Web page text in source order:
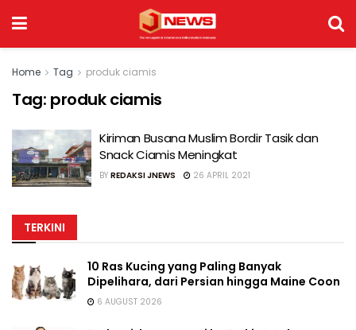
Home Tag produk ciamis
Tag: produk ciamis
Kiriman Busana Muslim Bordir Tasik dan
Snack Ciamis Meningkat
BY REDAKSI JNEWS 26 APRIL 2021
TERKINI
10 Ras Kucing yang Paling Banyak
Dipelihara, dari Persian hingga Maine Coon
6 AUGUST 2026